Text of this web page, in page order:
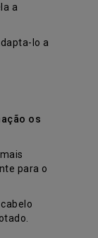
a
lo a
os
para o